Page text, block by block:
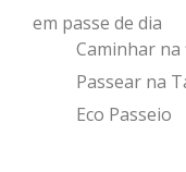
REACT
em passe de dia
Caminhar
Passear na
Eco Passeio